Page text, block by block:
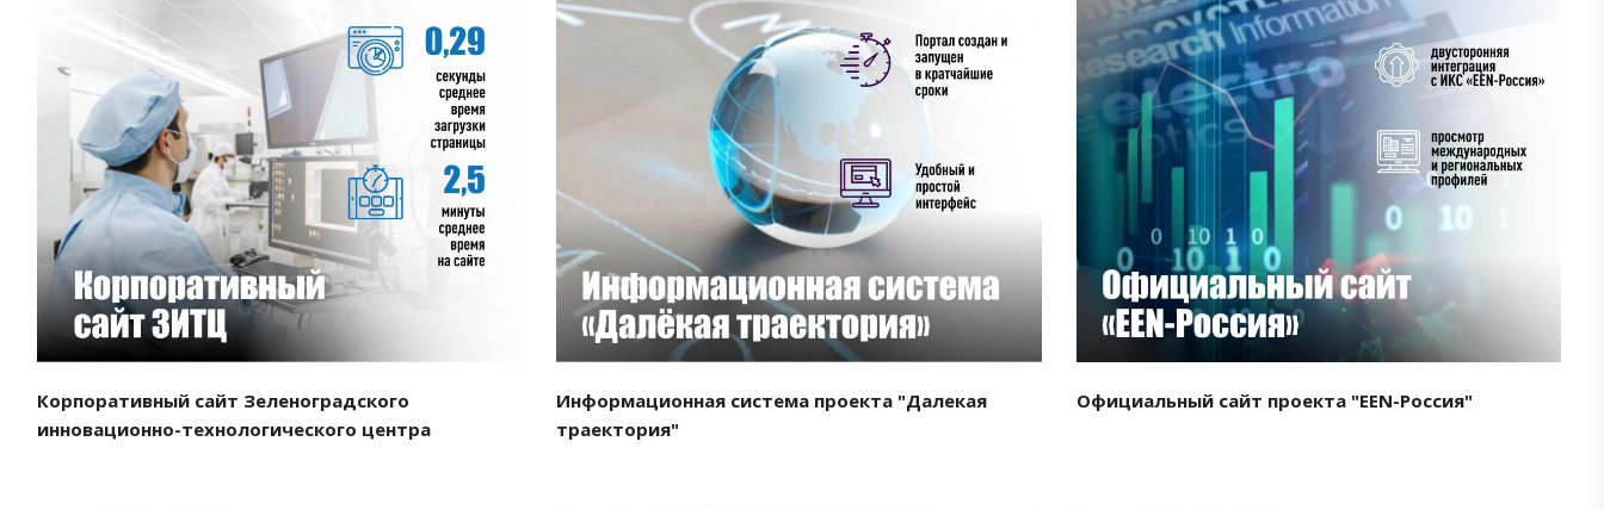
Смотреть проект
Корпоративный сайт Зеленоградского
инновационно-технологического центра
Смотреть проект
Информационная система проекта "Далекая
траектория"
Смотреть проект
Официальный сайт проекта "EEN-Россия"